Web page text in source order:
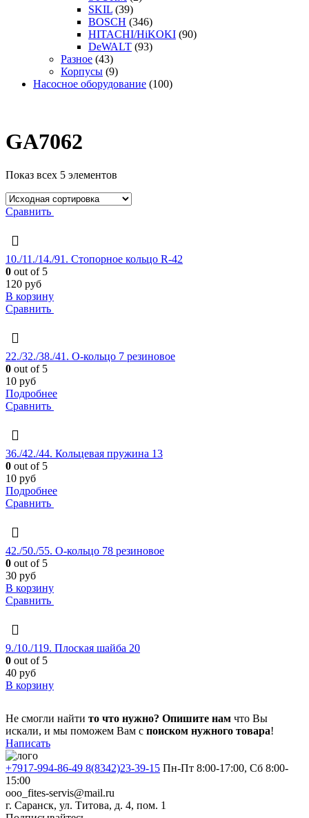
SKIL (39)
BOSCH (346)
HITACHI/HiKOKI (90)
DeWALT (93)
Разное (43)
Корпусы (9)
Насосное оборудование (100)
GA7062
Показ всех 5 элементов
Сравнить
10./11./14./91. Стопорное кольцо R-42
0 out of 5
120 руб
В корзину
Сравнить
22./32./38./41. О-кольцо 7 резиновое
0 out of 5
10 руб
Подробнее
Сравнить
36./42./44. Кольцевая пружина 13
0 out of 5
10 руб
Подробнее
Сравнить
42./50./55. О-кольцо 78 резиновое
0 out of 5
30 руб
В корзину
Сравнить
9./10./119. Плоская шайба 20
0 out of 5
40 руб
В корзину
Не смогли найти то что нужно? Опишите нам что Вы
искали, и мы поможем Вам с поиском нужного товара!
Написать
+7917-994-86-49 8(8342)23-39-15 Пн-Пт 8:00-17:00, Сб 8:00-
15:00
ooo_fites-servis@mail.ru
г. Саранск, ул. Титова, д. 4, пом. 1